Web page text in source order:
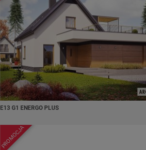
E13 G1 ENERGO PLUS
PROMOCJA